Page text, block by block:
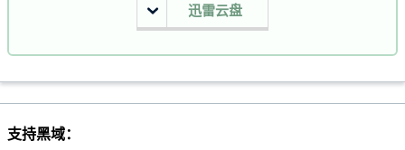
迅雷云盘
支持黑域：